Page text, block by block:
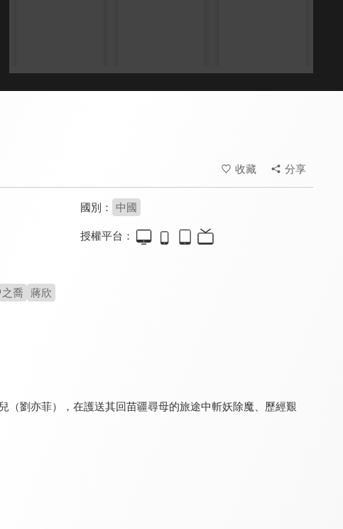
全 22 集
收藏 分享
國別： 中國
授權平台：
之喬 蔣欣
劉亦菲），在護送其回苗疆尋母的旅途中斬妖除魔、歷經艱